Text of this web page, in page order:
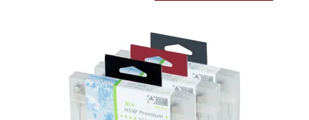
Skladem 22
1449F